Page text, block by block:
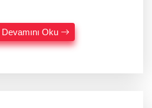
Devamını Oku